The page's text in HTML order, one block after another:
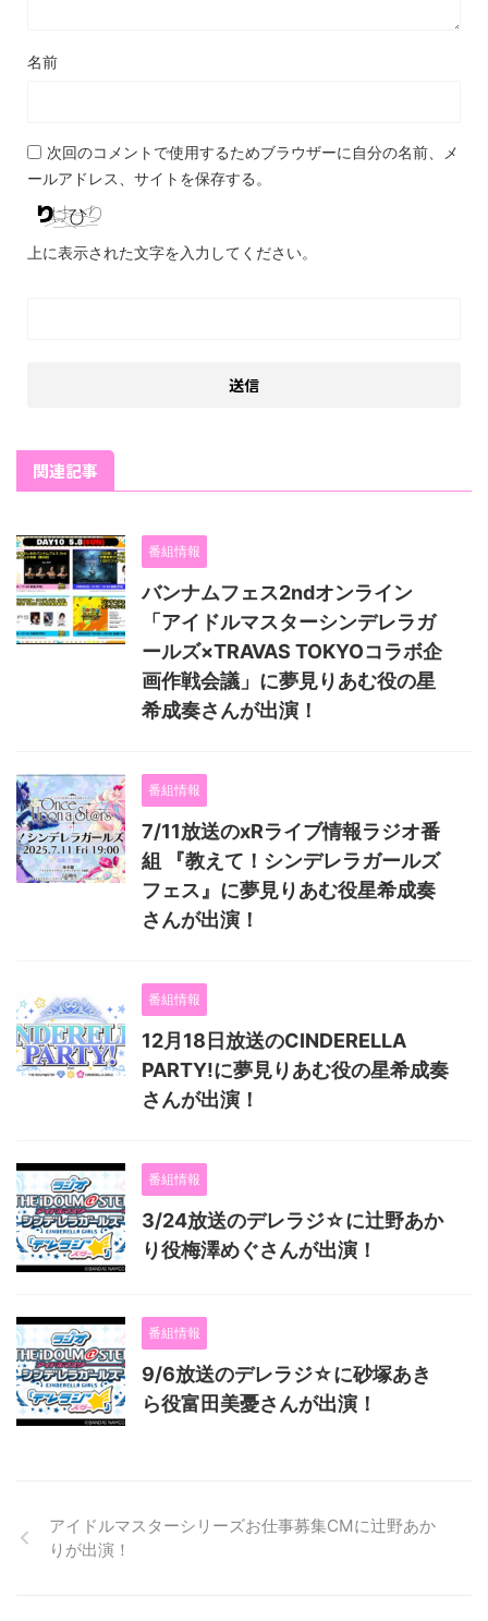
名前
次回のコメントで使用するためブラウザーに自分の名前、メ
ールアドレス、サイトを保存する。
上に表示された文字を入力してください。
関連記事
番組情報
バンナムフェス2ndオンライン
「アイドルマスターシンデレラガ
ールズ×TRAVAS TOKYOコラボ企
画作戦会議」に夢見りあむ役の星
希成奏さんが出演！
番組情報
7/11放送のxRライブ情報ラジオ番
組 『教えて！シンデレラガールズ
フェス』に夢見りあむ役星希成奏
さんが出演！
番組情報
12月18日放送のCINDERELLA
PARTY!に夢見りあむ役の星希成奏
さんが出演！
番組情報
3/24放送のデレラジ☆に辻野あか
り役梅澤めぐさんが出演！
番組情報
9/6放送のデレラジ☆に砂塚あき
ら役富田美憂さんが出演！
アイドルマスターシリーズお仕事募集CMに辻野あか
りが出演！